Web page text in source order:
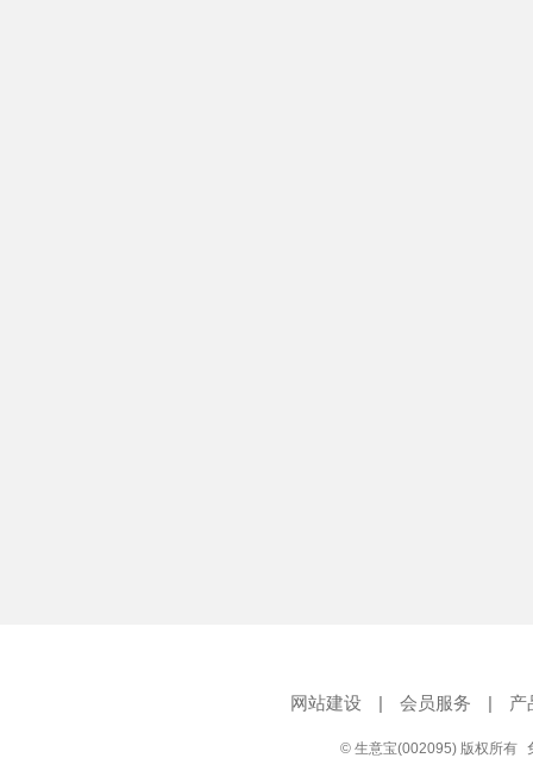
网站建设 | 会员服务 | 产
© 生意宝(002095) 版权所有